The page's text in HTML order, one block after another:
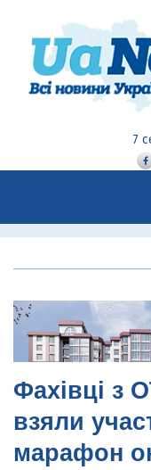
7
Фахівці з
взяли
марафон